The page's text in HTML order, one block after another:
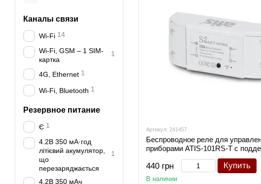
Артикул: 241457
Беспроводное реле для
приборами ATIS-101RS-T с
440 грн Купить
В наличии
Каналы связи
Wi-Fi 14
Wi-Fi, GSM – 1 SIM-
картка
1
4G, Ethernet 1
Wi-Fi, Bluetooth 1
Резервное питание
Є 1
4.2В 350 мА·год
літієвий акумулятор,
що
перезаряджається
1
4.2В 350 мAч